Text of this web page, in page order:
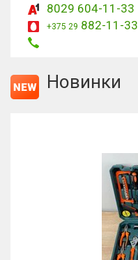
8029 604-11-33
+375 29 882-11-33
Новинки